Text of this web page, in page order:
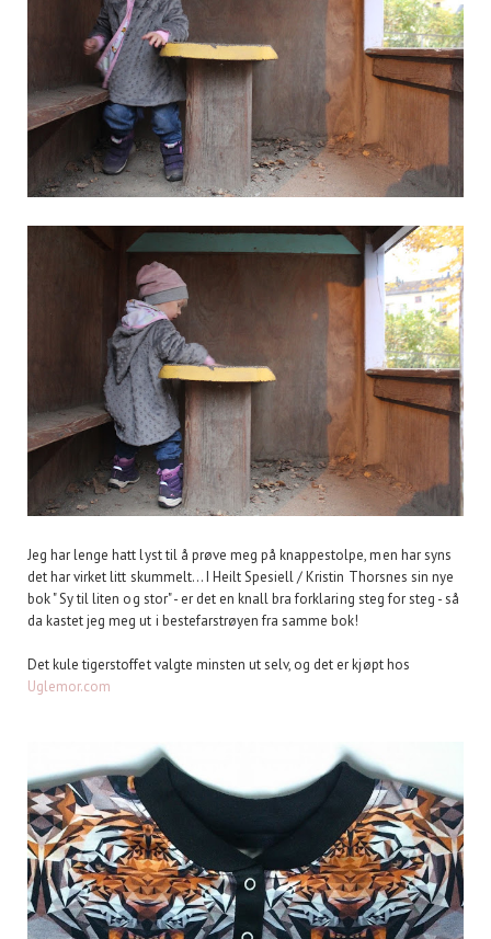
Jeg har lenge hatt lyst til å prøve meg på knappestolpe, men har syns
det har virket litt skummelt... I Heilt Spesiell / Kristin Thorsnes sin nye
bok " Sy til liten og stor" - er det en knall bra forklaring steg for steg - så
da kastet jeg meg ut i bestefarstrøyen fra samme bok!
Det kule tigerstoffet valgte minsten ut selv, og det er kjøpt hos
Uglemor.com